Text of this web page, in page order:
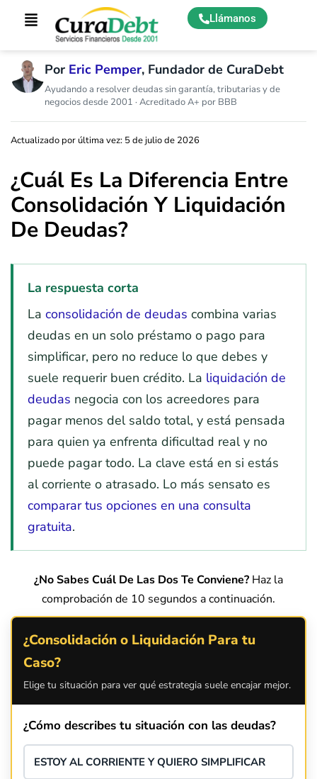
Llámanos
Por Eric Pemper, Fundador de CuraDebt
Ayudando a resolver deudas sin garantía, tributarias y de
negocios desde 2001 · Acreditado A+ por BBB
Actualizado por última vez: 5 de julio de 2026
¿Cuál Es La Diferencia Entre
Consolidación Y Liquidación
De Deudas?
La respuesta corta
La consolidación de deudas combina varias
deudas en un solo préstamo o pago para
simplificar, pero no reduce lo que debes y
suele requerir buen crédito. La liquidación de
deudas negocia con los acreedores para
pagar menos del saldo total, y está pensada
para quien ya enfrenta dificultad real y no
puede pagar todo. La clave está en si estás
al corriente o atrasado. Lo más sensato es
comparar tus opciones en una consulta
gratuita.
¿No Sabes Cuál De Las Dos Te Conviene? Haz la
comprobación de 10 segundos a continuación.
¿Consolidación o Liquidación Para tu
Caso?
Elige tu situación para ver qué estrategia suele encajar mejor.
¿Cómo describes tu situación con las deudas?
ESTOY AL CORRIENTE Y QUIERO SIMPLIFICAR